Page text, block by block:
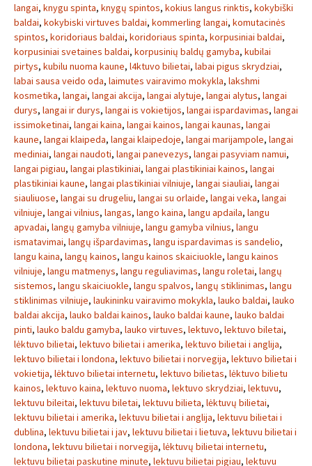
langai, knygu spinta, knygų spintos, kokius langus rinktis, kokybiški
baldai, kokybiski virtuves baldai, kommerling langai, komutacinės
spintos, koridoriaus baldai, koridoriaus spinta, korpusiniai baldai,
korpusiniai svetaines baldai, korpusinių baldų gamyba, kubilai
pirtys, kubilu nuoma kaune, l4ktuvo bilietai, labai pigus skrydziai,
labai sausa veido oda, laimutes vairavimo mokykla, lakshmi
kosmetika, langai, langai akcija, langai alytuje, langai alytus, langai
durys, langai ir durys, langai is vokietijos, langai ispardavimas, langai
issimoketinai, langai kaina, langai kainos, langai kaunas, langai
kaune, langai klaipeda, langai klaipedoje, langai marijampole, langai
mediniai, langai naudoti, langai panevezys, langai pasyviam namui,
langai pigiau, langai plastikiniai, langai plastikiniai kainos, langai
plastikiniai kaune, langai plastikiniai vilniuje, langai siauliai, langai
siauliuose, langai su drugeliu, langai su orlaide, langai veka, langai
vilniuje, langai vilnius, langas, lango kaina, langu apdaila, langu
apvadai, langų gamyba vilniuje, langu gamyba vilnius, langu
ismatavimai, langų išpardavimas, langu ispardavimas is sandelio,
langu kaina, langų kainos, langu kainos skaiciuokle, langu kainos
vilniuje, langu matmenys, langu reguliavimas, langu roletai, langų
sistemos, langu skaiciuokle, langu spalvos, langų stiklinimas, langu
stiklinimas vilniuje, laukininku vairavimo mokykla, lauko baldai, lauko
baldai akcija, lauko baldai kainos, lauko baldai kaune, lauko baldai
pinti, lauko baldu gamyba, lauko virtuves, lektuvo, lektuvo biletai,
lėktuvo bilietai, lektuvo bilietai i amerika, lektuvo bilietai i anglija,
lektuvo bilietai i londona, lektuvo bilietai i norvegija, lektuvo bilietai i
vokietija, lėktuvo bilietai internetu, lektuvo bilietas, lėktuvo bilietu
kainos, lektuvo kaina, lektuvo nuoma, lektuvo skrydziai, lektuvu,
lektuvu bileitai, lektuvu biletai, lektuvu bilieta, lėktuvų bilietai,
lektuvu bilietai i amerika, lektuvu bilietai i anglija, lektuvu bilietai i
dublina, lektuvu bilietai i jav, lektuvu bilietai i lietuva, lektuvu bilietai i
londona, lektuvu bilietai i norvegija, lėktuvų bilietai internetu,
lektuvu bilietai paskutine minute, lektuvu bilietai pigiau, lektuvu